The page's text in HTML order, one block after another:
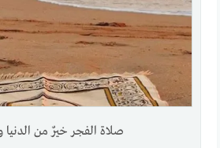
صلاة الفجر خيرٌ من الدنيا